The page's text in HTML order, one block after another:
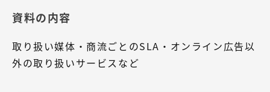
資料の内容
取り扱い媒体・商流ごとのSLA・オンライン広告以
外の取り扱いサービスなど